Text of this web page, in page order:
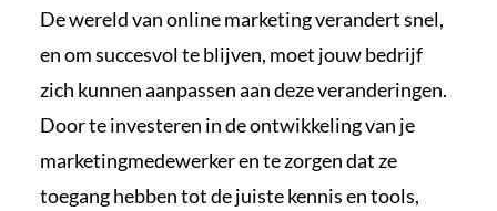
De wereld van online marketing verandert snel,
en om succesvol te blijven, moet jouw bedrijf
zich kunnen aanpassen aan deze veranderingen.
Door te investeren in de ontwikkeling van je
marketingmedewerker en te zorgen dat ze
toegang hebben tot de juiste kennis en tools,